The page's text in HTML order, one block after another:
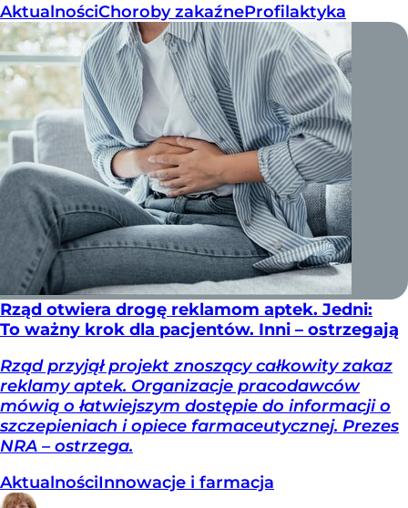
AktualnościChoroby zakaźneProfilaktyka
Rząd otwiera drogę reklamom aptek. Jedni:
To ważny krok dla pacjentów. Inni – ostrzegają
Rząd przyjął projekt znoszący całkowity zakaz
reklamy aptek. Organizacje pracodawców
mówią o łatwiejszym dostępie do informacji o
szczepieniach i opiece farmaceutycznej. Prezes
NRA – ostrzega.
AktualnościInnowacje i farmacja